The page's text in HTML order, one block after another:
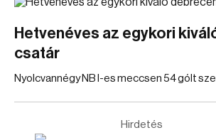
Hetvenéves az egykori
csatár
Nyolcvannégy NB I-es meccsen 54 gólt
Hirdetés